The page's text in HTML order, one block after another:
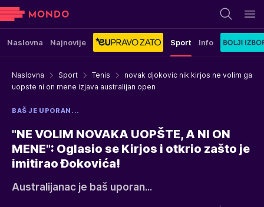
Naslovna Najnovije Sport Info
Naslovna Sport Tenis
novak djokovic nik kirjos ne volim ga
uopste ni on mene izjava australijan open
BAŠ JE UPORAN...
"NE VOLIM NOVAKA UOPŠTE, A NI ON
MENE": Oglasio se Kirjos i otkrio zašto je
imitirao Đokovića!
Australijanac je baš uporan...